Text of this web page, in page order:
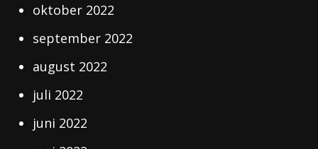
oktober 2022
september 2022
august 2022
juli 2022
juni 2022